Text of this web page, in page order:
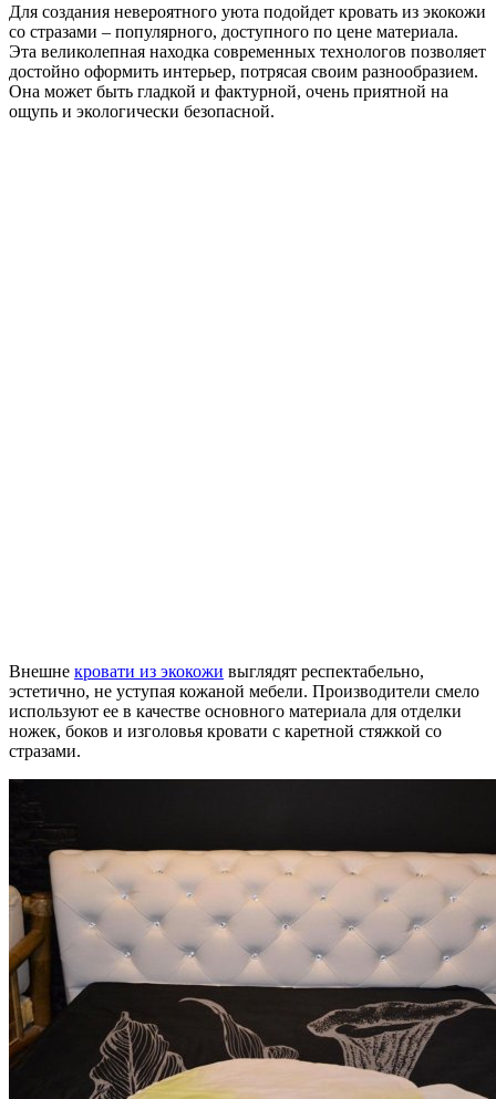
Для создания невероятного уюта подойдет кровать из экокожи
со стразами – популярного, доступного по цене материала.
Эта великолепная находка современных технологов позволяет
достойно оформить интерьер, потрясая своим разнообразием.
Она может быть гладкой и фактурной, очень приятной на
ощупь и экологически безопасной.
Внешне кровати из экокожи выглядят респектабельно,
эстетично, не уступая кожаной мебели. Производители смело
используют ее в качестве основного материала для отделки
ножек, боков и изголовья кровати с каретной стяжкой со
стразами.